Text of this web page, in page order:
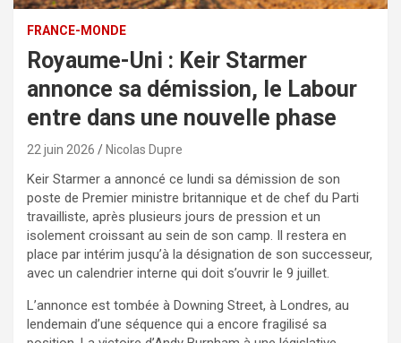
FRANCE-MONDE
Royaume-Uni : Keir Starmer
annonce sa démission, le Labour
entre dans une nouvelle phase
22 juin 2026 Nicolas Dupre
Keir Starmer a annoncé ce lundi sa démission de son
poste de Premier ministre britannique et de chef du Parti
travailliste, après plusieurs jours de pression et un
isolement croissant au sein de son camp. Il restera en
place par intérim jusqu’à la désignation de son successeur,
avec un calendrier interne qui doit s’ouvrir le 9 juillet.
L’annonce est tombée à Downing Street, à Londres, au
lendemain d’une séquence qui a encore fragilisé sa